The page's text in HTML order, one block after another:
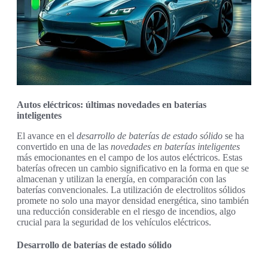
Autos eléctricos: últimas novedades en baterías
inteligentes
El avance en el desarrollo de baterías de estado sólido se ha
convertido en una de las novedades en baterías inteligentes
más emocionantes en el campo de los autos eléctricos. Estas
baterías ofrecen un cambio significativo en la forma en que se
almacenan y utilizan la energía, en comparación con las
baterías convencionales. La utilización de electrolitos sólidos
promete no solo una mayor densidad energética, sino también
una reducción considerable en el riesgo de incendios, algo
crucial para la seguridad de los vehículos eléctricos.
Desarrollo de baterías de estado sólido